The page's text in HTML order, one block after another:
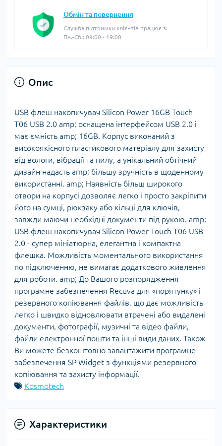
Обмін та повернення
Служба підтримки клієнтів працює з:
Пн.-Сб.: 09:00 - 19:00
Опис
USB флеш накопичувач Silicon Power 16GB Touch
T06 USB 2.0 amp; оснащена інтерфейсом USB 2.0 і
має ємність amp; 16GB. Корпус виконаний з
високоякісного пластикового матеріалу для захисту
від вологи, вібрації та пилу, а унікальний обтічний
дизайн надасть amp; більшу зручність в щоденному
використанні. amp; Наявність більш широкого
отвори на корпусі дозволяє легко і просто закріпити
його на сумці, рюкзаку або кільці для ключів,
завжди маючи необхідні документи під рукою. amp;
USB флеш накопичувач Silicon Power Touch T06 USB
2.0 - супер мініатюрна, елегантна і компактна
флешка. Можливість моментального використання
по підключенню, не вимагає додаткового живлення
для роботи. amp; До Вашого розпорядження
програмне забезпечення Recuva для «порятунку» і
резервного копіювання файлів, що дає можливість
легко і швидко відновлювати втрачені або видалені
документи, фотографії, музичні та відео файли,
файли електронної пошти та інші види даних. Також
Ви можете безкоштовно завантажити програмне
забезпечення SP Widget з функціями резервного
копіювання та захисту інформації.
Kosmotech
Характеристики